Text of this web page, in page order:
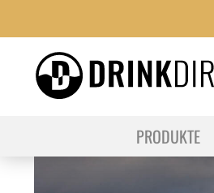
PRODUKTE